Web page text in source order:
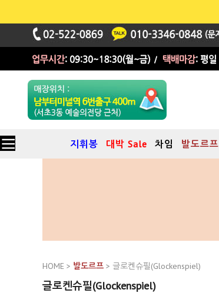
지휘봉 대박 Sale 차임 발도르프
HOME > 발도르프 > 글로켄슈필(Glockenspiel)
글로켄슈필(Glockenspiel)